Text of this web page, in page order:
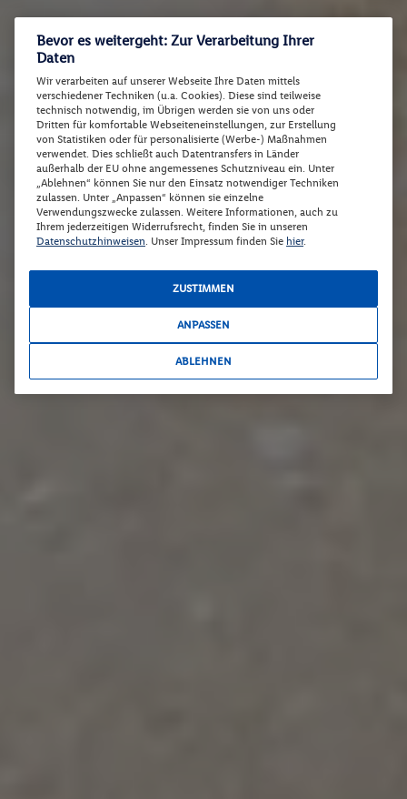
Bevor es weitergeht: Zur Verarbeitung Ihrer
Daten
Wir verarbeiten auf unserer Webseite Ihre Daten mittels
verschiedener Techniken (u.a. Cookies). Diese sind teilweise
technisch notwendig, im Übrigen werden sie von uns oder
Dritten für komfortable Webseiteneinstellungen, zur Erstellung
von Statistiken oder für personalisierte (Werbe-) Maßnahmen
verwendet. Dies schließt auch Datentransfers in Länder
außerhalb der EU ohne angemessenes Schutzniveau ein. Unter
„Ablehnen“ können Sie nur den Einsatz notwendiger Techniken
zulassen. Unter „Anpassen“ können sie einzelne
Verwendungszwecke zulassen. Weitere Informationen, auch zu
Ihrem jederzeitigen Widerrufsrecht, finden Sie in unseren
Datenschutzhinweisen. Unser Impressum finden Sie hier.
ZUSTIMMEN
ANPASSEN
ABLEHNEN